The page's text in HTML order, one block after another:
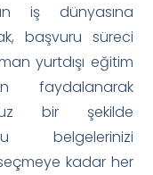
iş dünyasına
başvuru süreci
yurtdışı eğitim
faydalanarak
bir şekilde
belgelerinizi
kadar her